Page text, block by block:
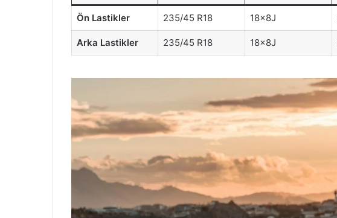
Ön Lastikler 235/45 R18 18x8J
Arka Lastikler 235/45 R18 18x8J